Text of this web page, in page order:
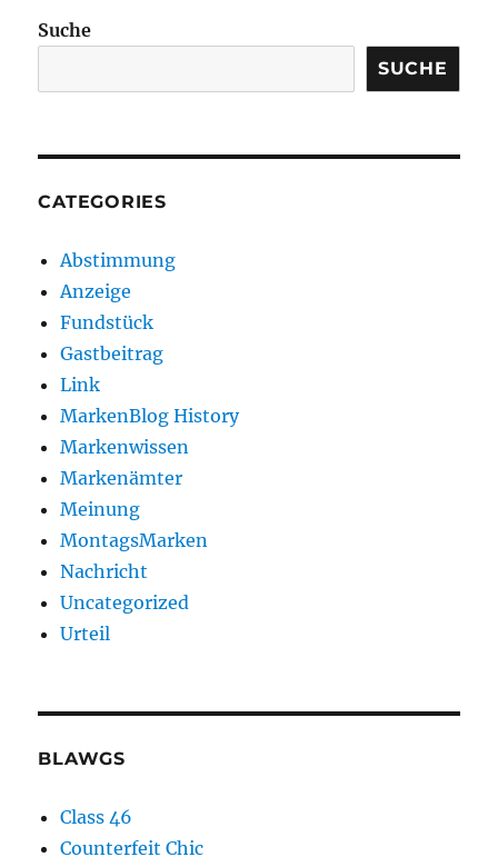
Suche
SUCHE
CATEGORIES
Abstimmung
Anzeige
Fundstück
Gastbeitrag
Link
MarkenBlog History
Markenwissen
Markenämter
Meinung
MontagsMarken
Nachricht
Uncategorized
Urteil
BLAWGS
Class 46
Counterfeit Chic